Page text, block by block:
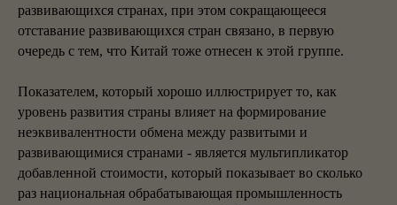
развивающихся странах, при этом сокращающееся
отставание развивающихся стран связано, в первую
очередь с тем, что Китай тоже отнесен к этой группе.
Показателем, который хорошо иллюстрирует то, как
уровень развития страны влияет на формирование
неэквивалентности обмена между развитыми и
развивающимися странами - является мультипликатор
добавленной стоимости, который показывает во сколько
раз национальная обрабатывающая промышленность